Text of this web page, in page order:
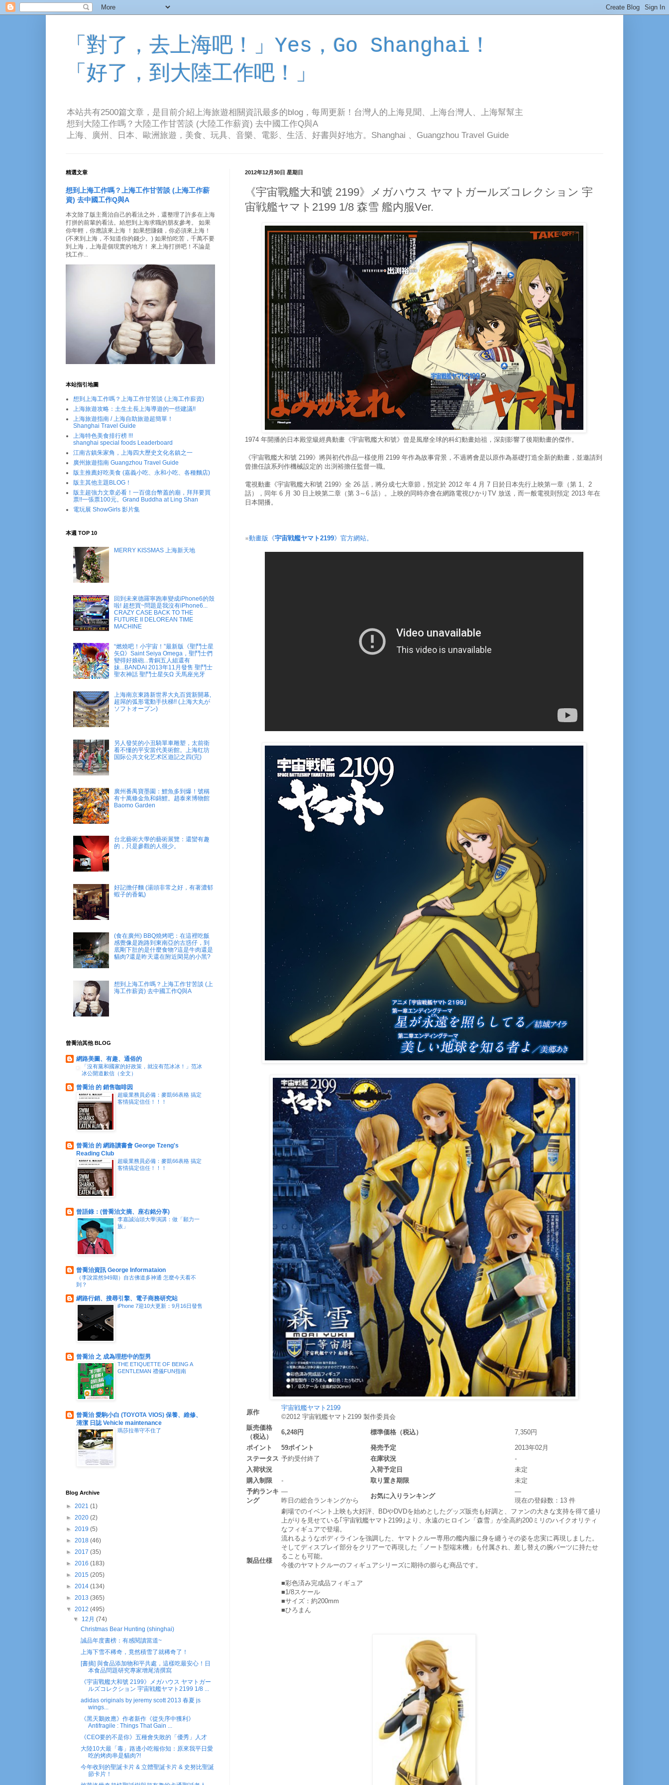
「對了，去上海吧！」Yes，Go Shanghai！
「好了，到大陸工作吧！」
本站共有2500篇文章，是目前介紹上海旅遊相關資訊最多的blog，每周更新！台灣人的上海見聞、上海台灣人、上海幫幫主
想到大陸工作嗎？大陸工作甘苦談 (大陸工作薪資) 去中國工作Q與A
上海、廣州、日本、歐洲旅遊，美食、玩具、音樂、電影、生活、好書與好地方。Shanghai 、Guangzhou Travel Guide
2012年12月30日 星期日
《宇宙戰艦大和號 2199》メガハウス ヤマトガールズコレクション 宇
宙戦艦ヤマト2199 1/8 森雪 艦内服Ver.
1974 年開播的日本殿堂級經典動畫《宇宙戰艦大和號》曾是風靡全球的科幻動畫始祖，深刻影響了後期動畫的傑作。
《宇宙戰艦大和號 2199》將與初代作品一樣使用 2199 年作為故事背景，不過將會是以原作為基礎打造全新的動畫，並邀請到
曾擔任該系列作機械設定的 出渕裕擔任監督一職。
電視動畫《宇宙戰艦大和號 2199》全 26 話，將分成七大章節，預定於 2012 年 4 月 7 日於日本先行上映第一章（第 1、2
話），同年 6 月 30 日上映第二章（第 3～6 話）。上映的同時亦會在網路電視ひかりTV 放送，而一般電視則預定 2013 年在
日本開播。
※動畫版《宇宙戦艦ヤマト2199》官方網站。
原作
宇宙戦艦ヤマト2199
©2012 宇宙戦艦ヤマト2199 製作委員会
販売価格
（税込）
6,248円 標準価格（税込） 7,350円
ポイント 59ポイント 発売予定
2013年02月
ステータス 予約受付終了 在庫状況
-
入荷状況
入荷予定日
未定
購入制限
- 取り置き期限
未定
予約ランキ
ング
―
昨日の総合ランキングから
お気に入りランキング
―
現在の登録数：13 件
製品仕様
劇場でのイベント上映も大好評、BDやDVDを始めとしたグッズ販売も好調と、ファンの大きな支持を得て盛り
上がりを見せている｢宇宙戦艦ヤマト2199｣より、永遠のヒロイン「森雪」が全高約200ミリのハイクオリティ
なフィギュアで登場。
流れるようなボディラインを強調した、ヤマトクルー専用の艦内服に身を纏うその姿を忠実に再現しました。
そしてディスプレイ部分をクリアーで再現した「ノート型端末機」も付属され、差し替えの腕パーツに持たせ
ることも可能。
今後のヤマトクルーのフィギュアシリーズに期待の膨らむ商品です。
■彩色済み完成品フィギュア
■1/8スケール
■サイズ：約200mm
■ひろまん
精選文章
想到上海工作嗎？上海工作甘苦談 (上海工作薪
資) 去中國工作Q與A
本文除了版主喬治自己的看法之外，還整理了許多在上海
打拼的前輩的看法。給想到上海求職的朋友參考。 如果
你年輕，你應該來上海 ！如果想賺錢，你必須來上海！
(不來到上海，不知道你的錢少。) 如果怕吃苦，千萬不要
到上海，上海是個現實的地方！ 來上海打拼吧！不論是
找工作...
本站指引地圖
想到上海工作嗎？上海工作甘苦談 (上海工作薪資)
上海旅遊攻略：土生土長上海導遊的一些建議!!
上海旅遊指南 / 上海自助旅遊超簡單！
Shanghai Travel Guide
上海特色美食排行榜 !!!
shanghai special foods Leaderboard
江南古鎮朱家角，上海四大歷史文化名鎮之一
廣州旅遊指南 Guangzhou Travel Guide
版主推薦好吃美食 (嘉義小吃、永和小吃、各種麵店)
版主其他主題BLOG！
版主超強力文章必看！一百億台幣蓋的廟，拜拜要買
票!!一張票100元。Grand Buddha at Ling Shan
電玩展 ShowGirls 影片集
本週 TOP 10
MERRY KISSMAS 上海新天地
回到未來德羅寧跑車變成iPhone6的殼
啦! 超想買~問題是我沒有iPhone6...
CRAZY CASE BACK TO THE
FUTURE II DELOREAN TIME
MACHINE
“燃燒吧！小宇宙！”最新版《聖鬥士星
矢Ω》Saint Seiya Omega，聖鬥士們
變得好娘砲...青銅五人組還有
妹...BANDAI 2013年11月發售 聖鬥士
聖衣神話 聖鬥士星矢Ω 天馬座光牙
上海南京東路新世界大丸百貨新開幕,
超屌的弧形電動手扶梯!! (上海大丸が
ソフトオープン)
另人發笑的小丑騎單車雕塑，太前衛
看不懂的平安當代美術館。上海红坊
国际公共文化艺术区遊記之四(完)
廣州番禺寶墨園：鯉魚多到爆！號稱
有十萬條金魚和錦鯉。趙泰來博物館
Baomo Garden
台北藝術大學的藝術展覽：還蠻有趣
的，只是參觀的人很少。
好記擔仔麵 (湯頭非常之好，有著濃郁
蝦子的香氣)
(食在廣州) BBQ燒烤吧：在這裡吃飯
感覺像是跑路到東南亞的古惑仔，到
底剛下肚的是什麼食物?這是牛肉還是
貓肉?還是昨天還在附近閑晃的小黑?
想到上海工作嗎？上海工作甘苦談 (上
海工作薪資) 去中國工作Q與A
曾喬治其他 BLOG
網路美圖、有趣、通俗的
「沒有黨和國家的好政策，就沒有范冰冰！」范冰
冰公開道歉信（全文）
曾喬治 的 銷售咖啡因
超級業務員必備：麥凱66表格 搞定
客情搞定信任！！！
曾喬治 的 網路讀書會 George Tzeng's
Reading Club
超級業務員必備：麥凱66表格 搞定
客情搞定信任！！！
曾語錄：(曾喬治文摘、座右銘分享)
李嘉誠汕頭大學演講：做「願力一
族」
曾喬治資訊 George Informataion
（李說當然949期）自古佛道多神通 怎麼今天看不
到？
網路行銷、搜尋引擎、電子商務研究站
iPhone 7迎10大更新：9月16日發售
曾喬治 之 成為理想中的型男
THE ETIQUETTE OF BEING A
GENTLEMAN 禮儀FUN指南
曾喬治 愛駒小白 (TOYOTA VIOS) 保養、維修、
清潔 日誌 Vehicle maintenance
瑪莎拉蒂守不住了
Blog Archive
► 2021 (1)
► 2020 (2)
► 2019 (5)
► 2018 (46)
► 2017 (35)
► 2016 (183)
► 2015 (205)
► 2014 (134)
► 2013 (365)
▼ 2012 (495)
▼ 12月(74)
Christmas Bear Hunting (shinghai)
誠品年度書榜：有感閱讀當道~
上海下雪不稀奇，竟然積雪了就稀奇了！
[書摘] 與食品添加物和平共處，這樣吃最安心！日
本食品問題研究專家增尾清撰寫
《宇宙戰艦大和號 2199》メガハウス ヤマトガー
ルズコレクション 宇宙戦艦ヤマト2199 1/8 ...
adidas originals by jeremy scott 2013 春夏 js
wings...
《黑天鵝效應》作者新作《從失序中獲利》
Antifragile : Things That Gain ...
《CEO要的不是你》五種會失敗的「優秀」人才
大陸10大最「毒」路邊小吃報你知：原來我平日愛
吃的烤肉串是貓肉?!
今年收到的聖誕卡片 & 立體聖誕卡片 & 史努比聖誕
節卡片！